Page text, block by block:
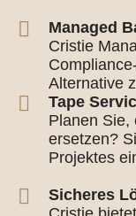
Managed
Cristie
Alternative
Tape
Planen Sie,
ersetzen?
Projektes
Sicheres